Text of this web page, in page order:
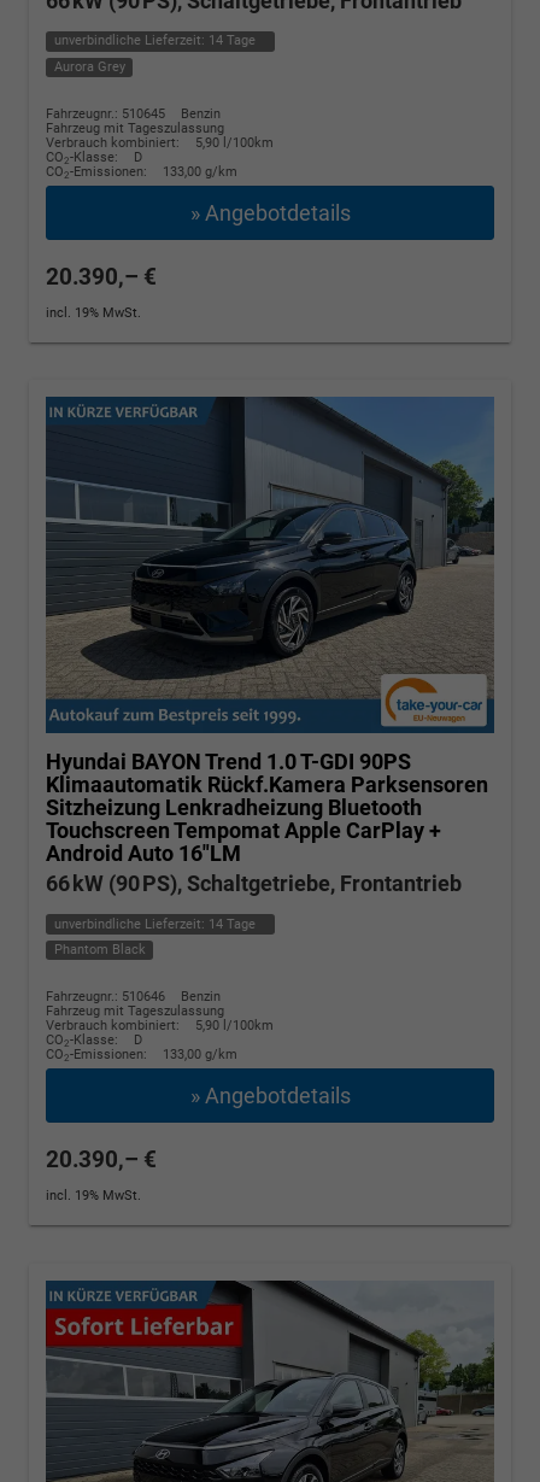
unverbindliche Lieferzeit: 14 Tage
Aurora Grey
Fahrzeugnr.: 510645
Benzin
Fahrzeug mit Tageszulassung
Verbrauch kombiniert:
5,90 l/100km
CO2-Klasse:
D
CO2-Emissionen: 133,00 g/km
» Angebotdetails
20.390,– €
incl. 19% MwSt.
Hyundai BAYONTrend 1.0 T-GDI 90PS
Klimaautomatik Rückf.Kamera Parksensoren
Sitzheizung Lenkradheizung Bluetooth
Touchscreen Tempomat Apple CarPlay +
Android Auto 16"LM
66 kW (90 PS), Schaltgetriebe, Frontantrieb
unverbindliche Lieferzeit: 14 Tage
Phantom Black
Fahrzeugnr.: 510646
Benzin
Fahrzeug mit Tageszulassung
Verbrauch kombiniert:
5,90 l/100km
CO2-Klasse:
D
CO2-Emissionen: 133,00 g/km
» Angebotdetails
20.390,– €
incl. 19% MwSt.